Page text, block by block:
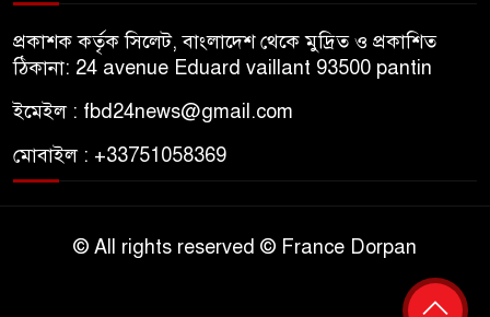
প্রকাশক কর্তৃক সিলেট, বাংলাদেশ থেকে মুদ্রিত ও প্রকাশিত
ঠিকানা: 24 avenue Eduard vaillant 93500 pantin
ইমেইল : fbd24news@gmail.com
মোবাইল : +33751058369
© All rights reserved © France Dorpan